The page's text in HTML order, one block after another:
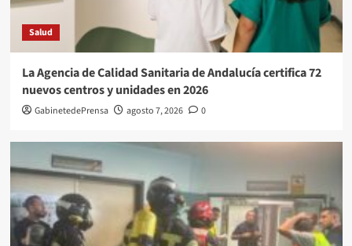
Salud
La Agencia de Calidad Sanitaria de Andalucía certifica 72
nuevos centros y unidades en 2026
GabinetedePrensa agosto 7, 2026 0